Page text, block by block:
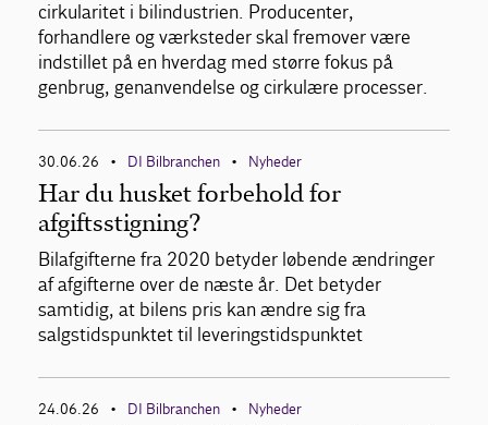
cirkularitet i bilindustrien. Producenter,
forhandlere og værksteder skal fremover være
indstillet på en hverdag med større fokus på
genbrug, genanvendelse og cirkulære processer.
30.06.26 • DI Bilbranchen • Nyheder
Har du husket forbehold for
afgiftsstigning?
Bilafgifterne fra 2020 betyder løbende ændringer
af afgifterne over de næste år. Det betyder
samtidig, at bilens pris kan ændre sig fra
salgstidspunktet til leveringstidspunktet
24.06.26 • DI Bilbranchen • Nyheder